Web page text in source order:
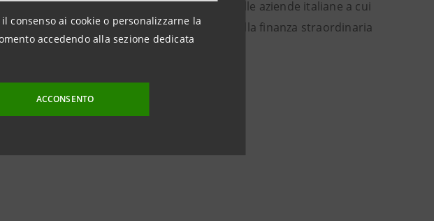
consenso ai cookie o personalizzarne la
accedendo alla sezione dedicata
ACCONSENTO
filiera. Un supporto agli investimenti delle aziende italiane a cui
, un approccio strategico dedicato alla finanza straordinaria